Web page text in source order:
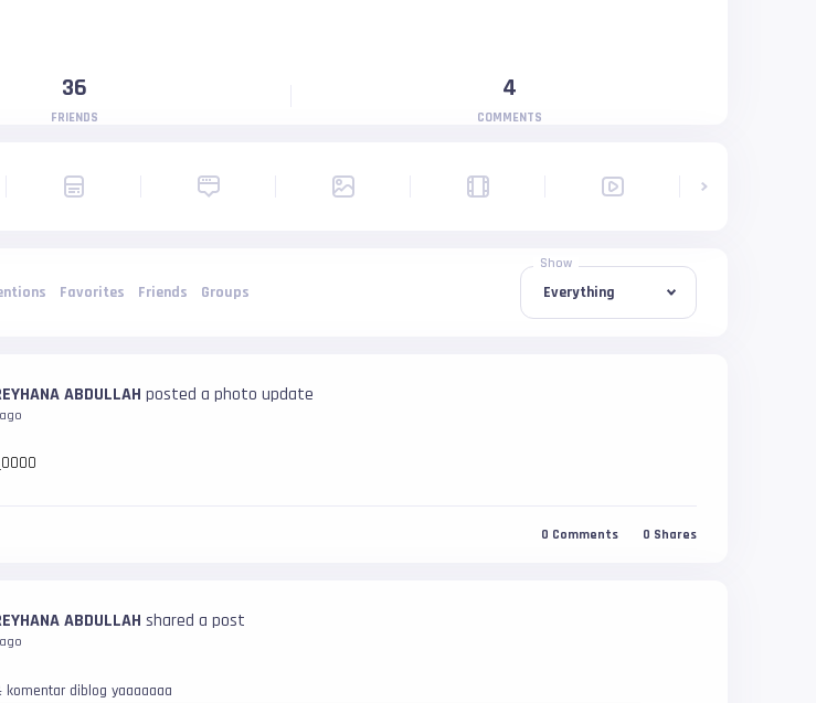
36
FRIENDS
4
COMMENTS
Favorites Friends Groups
Show
ABDULLAH posted a photo update
0 Comments 0 Shares
ABDULLAH shared a post
diblog yaaaaaaa